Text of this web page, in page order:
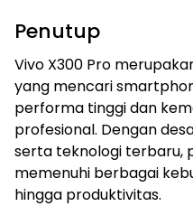
Penutup
Vivo X300 Pro
yang mencari
performa tinggi dan
profesional. Dengan
serta teknologi terbaru,
memenuhi berbagai
hingga produktivitas.